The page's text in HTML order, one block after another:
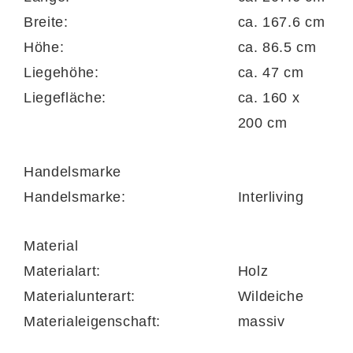
Schlafmöbelprogramms, zu dem viele
ergänzende Elemente (etwa
Kleiderschränke, Nachtkonsolen und
Zubehör) gehören.
Breite:
ca. 167.6 cm
Höhe:
ca. 86.5 cm
Liegehöhe:
ca. 47 cm
Liegefläche:
ca. 160 x
200 cm
Handelsmarke
Handelsmarke:
Interliving
Material
Materialart:
Holz
Materialunterart:
Wildeiche
Materialeigenschaft:
massiv